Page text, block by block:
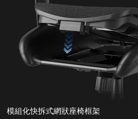
模組化快拆式網狀座椅框架